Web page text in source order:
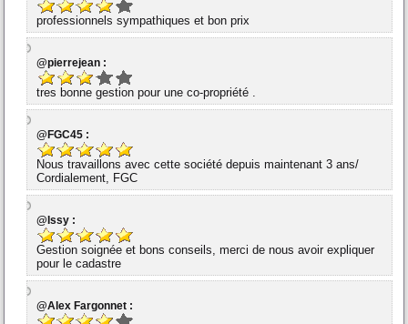
professionnels sympathiques et bon prix
@pierrejean :
tres bonne gestion pour une co-propriété .
@FGC45 :
Nous travaillons avec cette société depuis maintenant 3 ans/
Cordialement, FGC
@Issy :
Gestion soignée et bons conseils, merci de nous avoir expliquer
pour le cadastre
@Alex Fargonnet :